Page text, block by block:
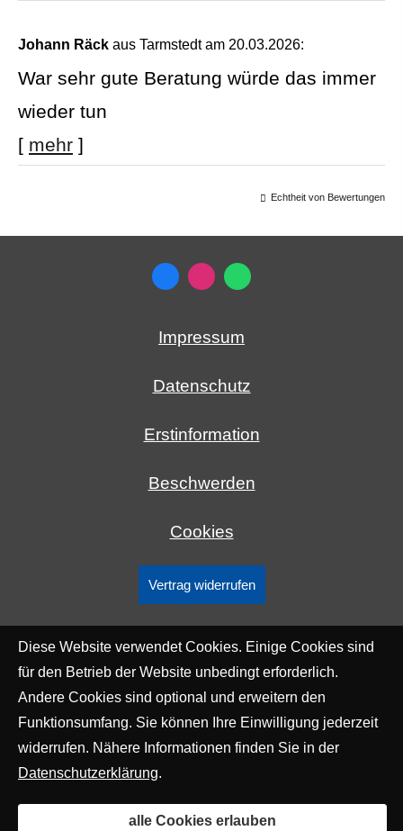
Johann Räck aus Tarmstedt am 20.03.2026:
War sehr gute Beratung würde das immer
wieder tun
[ mehr ]
Echtheit von Bewertungen
Impressum
Datenschutz
Erstinformation
Beschwerden
Cookies
Vertrag widerrufen
Diese Website verwendet Cookies. Einige Cookies sind
für den Betrieb der Website unbedingt erforderlich.
Andere Cookies sind optional und erweitern den
Funktionsumfang. Sie können Ihre Einwilligung jederzeit
widerrufen. Nähere Informationen finden Sie in der
Datenschutzerklärung.
alle Cookies erlauben